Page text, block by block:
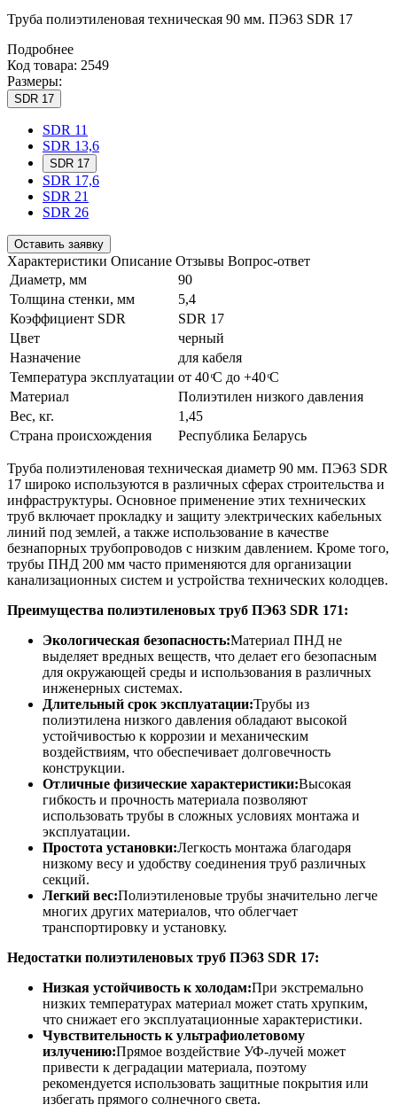
Труба полиэтиленовая техническая 90 мм. ПЭ63 SDR 17
Подробнее
Код товара: 2549
Размеры:
SDR 17
SDR 11
SDR 13,6
SDR 17
SDR 17,6
SDR 21
SDR 26
Оставить заявку
Характеристики Описание Отзывы Вопрос-ответ
Диаметр, мм
90
Толщина стенки, мм
5,4
Коэффициент SDR
SDR 17
Цвет
черный
Назначение
для кабеля
Температура эксплуатации от 40 ͦС до +40 ͦС
Материал
Полиэтилен низкого давления
Вес, кг.
1,45
Страна происхождения
Республика Беларусь
Труба полиэтиленовая техническая диаметр 90 мм. ПЭ63 SDR
17 широко используются в различных сферах строительства и
инфраструктуры. Основное применение этих технических
труб включает прокладку и защиту электрических кабельных
линий под землей, а также использование в качестве
безнапорных трубопроводов с низким давлением. Кроме того,
трубы ПНД 200 мм часто применяются для организации
канализационных систем и устройства технических колодцев.
Преимущества полиэтиленовых труб ПЭ63 SDR 171:
Экологическая безопасность:Материал ПНД не
выделяет вредных веществ, что делает его безопасным
для окружающей среды и использования в различных
инженерных системах.
Длительный срок эксплуатации:Трубы из
полиэтилена низкого давления обладают высокой
устойчивостью к коррозии и механическим
воздействиям, что обеспечивает долговечность
конструкции.
Отличные физические характеристики:Высокая
гибкость и прочность материала позволяют
использовать трубы в сложных условиях монтажа и
эксплуатации.
Простота установки:Легкость монтажа благодаря
низкому весу и удобству соединения труб различных
секций.
Легкий вес:Полиэтиленовые трубы значительно легче
многих других материалов, что облегчает
транспортировку и установку.
Недостатки полиэтиленовых труб ПЭ63 SDR 17:
Низкая устойчивость к холодам:При экстремально
низких температурах материал может стать хрупким,
что снижает его эксплуатационные характеристики.
Чувствительность к ультрафиолетовому
излучению:Прямое воздействие УФ-лучей может
привести к деградации материала, поэтому
рекомендуется использовать защитные покрытия или
избегать прямого солнечного света.